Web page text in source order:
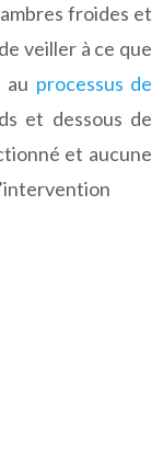
froides et
veiller à ce que
au processus de
et dessous de
et aucune